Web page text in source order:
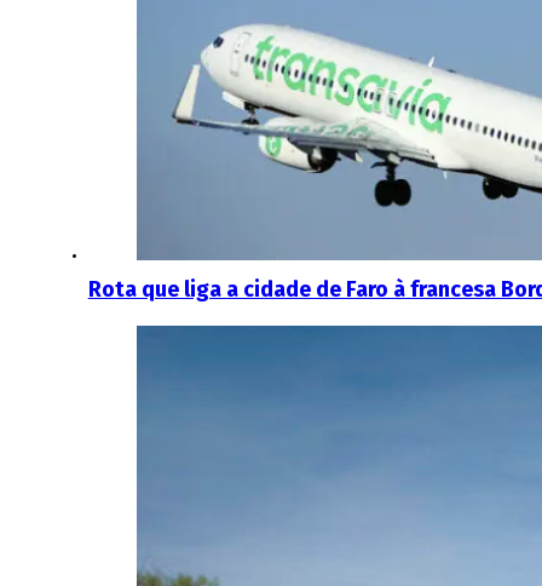
Rota que liga a cidade de Faro à francesa